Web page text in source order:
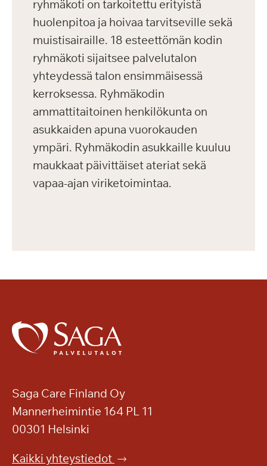
ryhmäkoti on tarkoitettu erityistä
huolenpitoa ja hoivaa tarvitseville sekä
muistisairaille. 18 esteettömän kodin
ryhmäkoti sijaitsee palvelutalon
yhteydessä talon ensimmäisessä
kerroksessa. Ryhmäkodin
ammattitaitoinen henkilökunta on
asukkaiden apuna vuorokauden
ympäri. Ryhmäkodin asukkaille kuuluu
maukkaat päivittäiset ateriat sekä
vapaa-ajan viriketoimintaa.
Saga Care Finland Oy
Mannerheimintie 164 PL 11
00301 Helsinki
Kaikki yhteystiedot